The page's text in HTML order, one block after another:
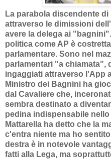
La parabola discendente
attraverso le dimissioni
avere la delega ai
politica come AP è
parlamentare. Sono nel
parlamentari "a chiamata",
ingaggiati attraverso l'App
Ministro dei Bagnini ha
dal Cavaliere che,
sembra destinato a
pedina indispensabile
Mattarella ha detto che la
c'entra niente ma ho
destra è in notevole
fatti alla Lega, ma